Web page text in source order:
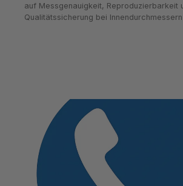
auf Messgenauigkeit, Reproduzierbarkeit
Qualitätssicherung bei